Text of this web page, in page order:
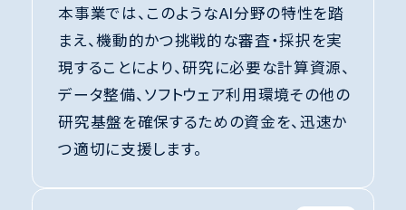
本事業では、このようなAI分野の特性を踏
まえ、機動的かつ挑戦的な審査・採択を実
現することにより、研究に必要な計算資源、
データ整備、ソフトウェア利用環境その他の
研究基盤を確保するための資金を、迅速か
つ適切に支援します。